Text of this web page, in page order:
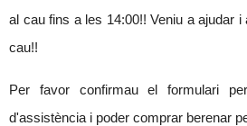
al cau fins a les 14:00!! Veniu a ajudar i
cau!!
Per favor confirmau el formulari
d'assistència i poder comprar berenar